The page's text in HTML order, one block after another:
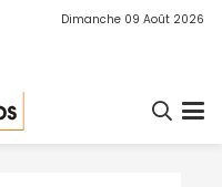
Dimanche 09 Août 2026